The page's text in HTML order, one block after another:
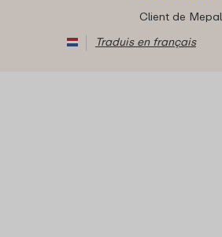
Client de Mepal
Traduis en français